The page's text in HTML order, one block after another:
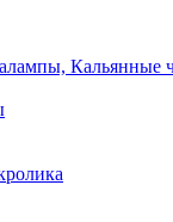
Кальянные